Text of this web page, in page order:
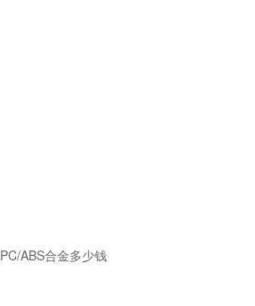
PC/ABS合金多少钱